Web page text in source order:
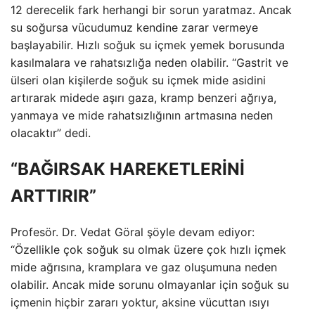
12 derecelik fark herhangi bir sorun yaratmaz. Ancak
su soğursa vücudumuz kendine zarar vermeye
başlayabilir. Hızlı soğuk su içmek yemek borusunda
kasılmalara ve rahatsızlığa neden olabilir. “Gastrit ve
ülseri olan kişilerde soğuk su içmek mide asidini
artırarak midede aşırı gaza, kramp benzeri ağrıya,
yanmaya ve mide rahatsızlığının artmasına neden
olacaktır” dedi.
“BAĞIRSAK HAREKETLERİNİ
ARTTIRIR”
Profesör. Dr. Vedat Göral şöyle devam ediyor:
“Özellikle çok soğuk su olmak üzere çok hızlı içmek
mide ağrısına, kramplara ve gaz oluşumuna neden
olabilir. Ancak mide sorunu olmayanlar için soğuk su
içmenin hiçbir zararı yoktur, aksine vücuttan ısıyı